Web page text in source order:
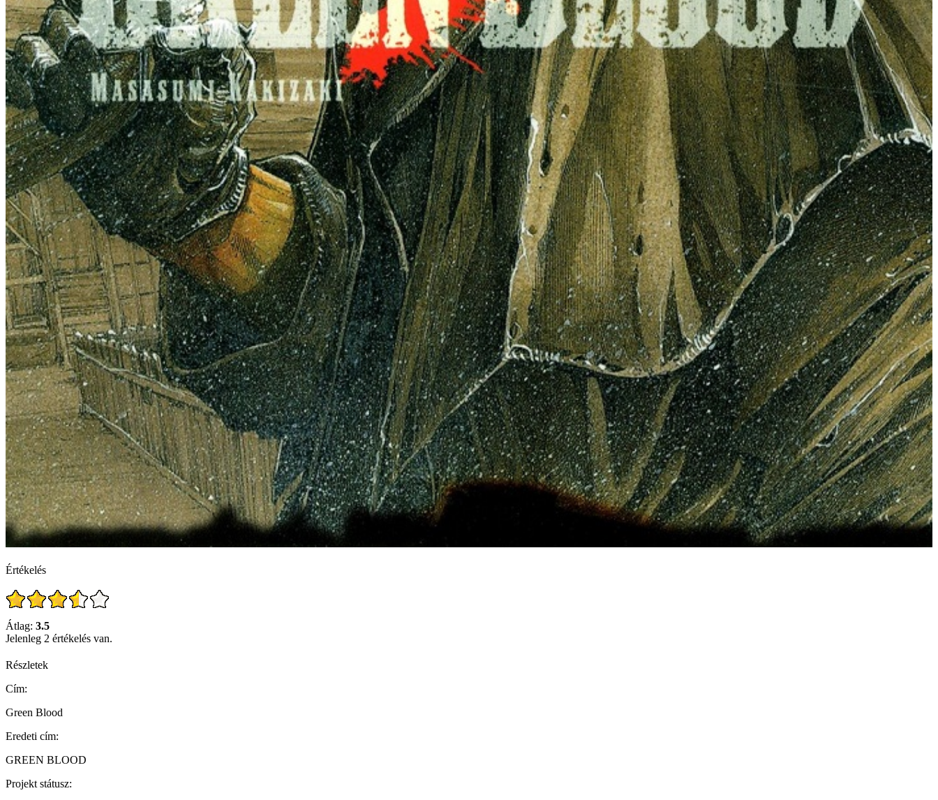
Értékelés
Átlag: 3.5
Jelenleg 2 értékelés van.
Részletek
Cím:
Green Blood
Eredeti cím:
GREEN BLOOD
Projekt státusz: